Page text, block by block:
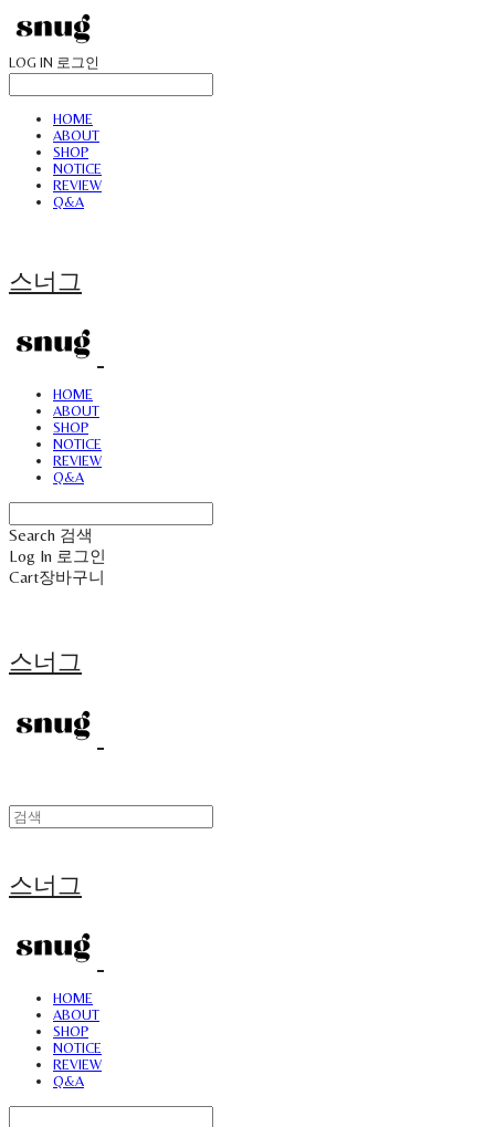
LOG IN 로그인
HOME
ABOUT
SHOP
NOTICE
REVIEW
Q&A
스너그
HOME
ABOUT
SHOP
NOTICE
REVIEW
Q&A
Search 검색
Log In 로그인
Cart장바구니
스너그
스너그
HOME
ABOUT
SHOP
NOTICE
REVIEW
Q&A